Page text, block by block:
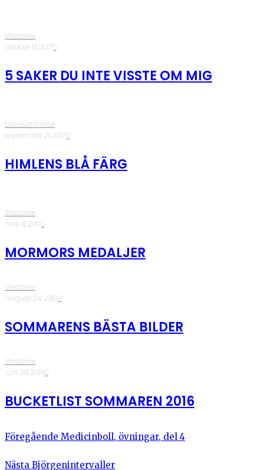
lifestories
·oktober 13, 2017·0
5 SAKER DU INTE VISSTE OM MIG
bebé&minime
·september 21, 2017·0
HIMLENS BLÅ FÄRG
lifestories
·maj 4, 2017·0
MORMORS MEDALJER
lifestories
·augusti 24, 2016·0
SOMMARENS BÄSTA BILDER
lifestories
·juni 29, 2016·0
BUCKETLIST SOMMAREN 2016
Föregående Medicinboll, övningar, del 4
Nästa Björgenintervaller